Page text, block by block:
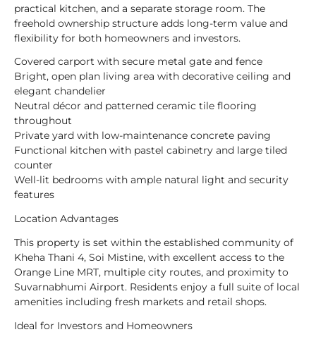
practical kitchen, and a separate storage room. The
freehold ownership structure adds long-term value and
flexibility for both homeowners and investors.
Covered carport with secure metal gate and fence
Bright, open plan living area with decorative ceiling and
elegant chandelier
Neutral décor and patterned ceramic tile flooring
throughout
Private yard with low-maintenance concrete paving
Functional kitchen with pastel cabinetry and large tiled
counter
Well-lit bedrooms with ample natural light and security
features
Location Advantages
This property is set within the established community of
Kheha Thani 4, Soi Mistine, with excellent access to the
Orange Line MRT, multiple city routes, and proximity to
Suvarnabhumi Airport. Residents enjoy a full suite of local
amenities including fresh markets and retail shops.
Ideal for Investors and Homeowners